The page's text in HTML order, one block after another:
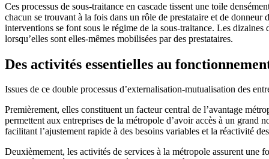
Ces processus de sous-traitance en cascade tissent une toile
chacun se trouvant à la fois dans un rôle de prestataire et de
interventions se font sous le régime de la sous-traitance. Les
lorsqu’elles sont elles-mêmes mobilisées par des prestataires.
Des activités essentielles au
Issues de ce double processus d’externalisation-mutualisation des
Premièrement, elles constituent un facteur central de l’avantage
permettent aux entreprises de la métropole d’avoir accès à un grand
facilitant l’ajustement rapide à des besoins variables et la réactivité
Deuxièmement, les activités de services à la métropole assurent